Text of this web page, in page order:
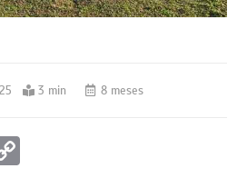
3 min 8 meses